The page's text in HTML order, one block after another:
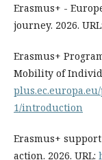
Erasmus+ -
journey. 2026. URL:
Erasmus+
Mobility of
1/introduction
Erasmus+
action. 2026. URL: